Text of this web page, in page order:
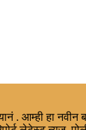
. आम्ही हा